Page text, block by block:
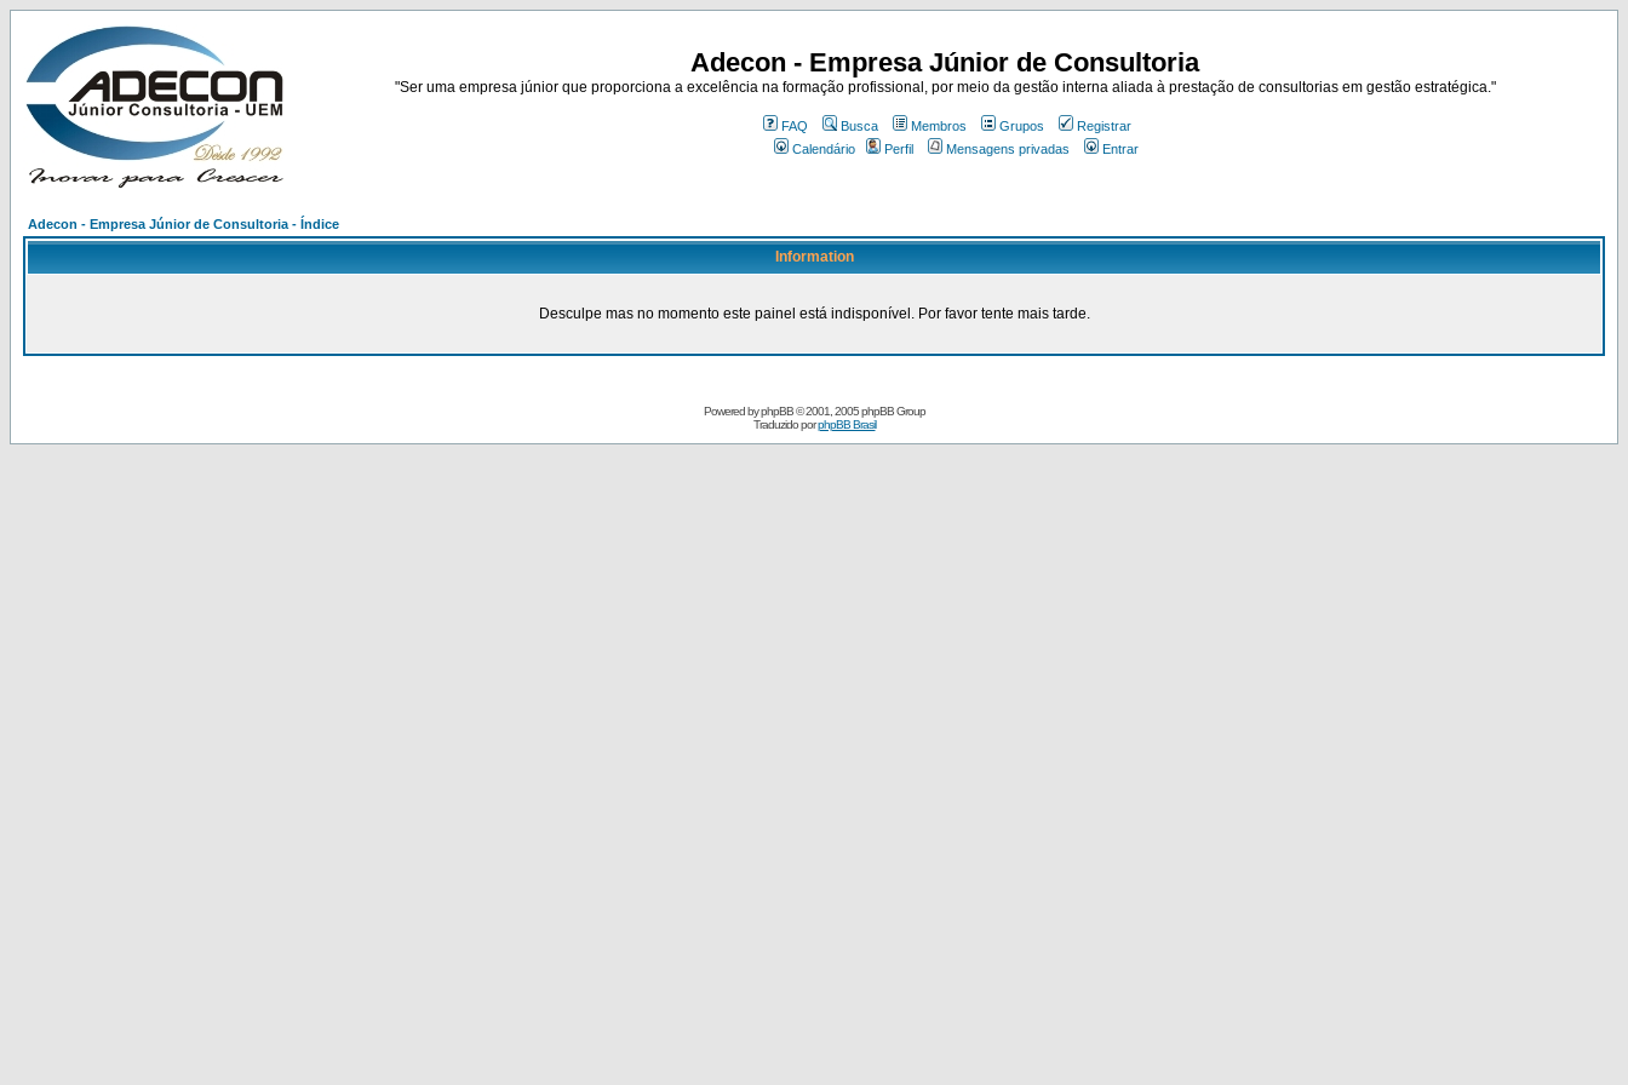
Adecon - Empresa Júnior de Consultoria
"Ser uma empresa júnior que proporciona a excelência na formação profissional, por meio da gestão interna aliada à prestação de consultorias em gestão estratégica."
FAQ Busca Membros Grupos
Registrar
Calendário
Perfil Mensagens privadas Entrar
Adecon - Empresa Júnior de Consultoria - Índice
Information
Desculpe mas no momento este painel está indisponível. Por favor tente mais tarde.
Powered byphpBB© 2001, 2005 phpBB Group
Traduzido porphpBB Brasil